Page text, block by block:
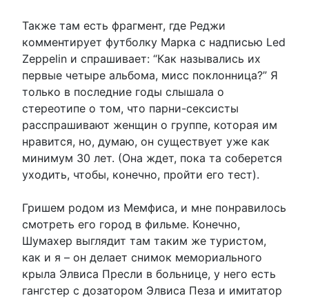
Также там есть фрагмент, где Реджи
комментирует футболку Марка с надписью Led
Zeppelin и спрашивает: “Как назывались их
первые четыре альбома, мисс поклонница?” Я
только в последние годы слышала о
стереотипе о том, что парни-сексисты
расспрашивают женщин о группе, которая им
нравится, но, думаю, он существует уже как
минимум 30 лет. (Она ждет, пока та соберется
уходить, чтобы, конечно, пройти его тест).
Гришем родом из Мемфиса, и мне понравилось
смотреть его город в фильме. Конечно,
Шумахер выглядит там таким же туристом,
как и я – он делает снимок мемориального
крыла Элвиса Пресли в больнице, у него есть
гангстер с дозатором Элвиса Пеза и имитатор